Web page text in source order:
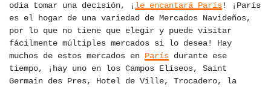
odia tomar una decisión, ¡ le encantará París! ¡París
es el hogar de una variedad de Mercados Navideños,
por lo que no tiene que elegir y puede visitar
fácilmente múltiples mercados si lo desea! Hay
muchos de estos mercados en París durante ese
tiempo, ¡hay uno en los Campos Elíseos, Saint
Germain des Pres, Hotel de Ville, Trocadero, la